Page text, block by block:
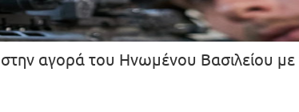
στην αγορά του Ηνωμένου Βασιλείου